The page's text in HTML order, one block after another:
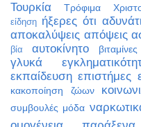
Τουρκία Τρόφιμα
είδηση ήξερες ότι
αποκαλύψεις απόψεις
βία
αυτοκίνητο βιταμίνες
γλυκά
εκπαίδευση επιστήμες
κακοποίηση ζώων
συμβουλές μόδα